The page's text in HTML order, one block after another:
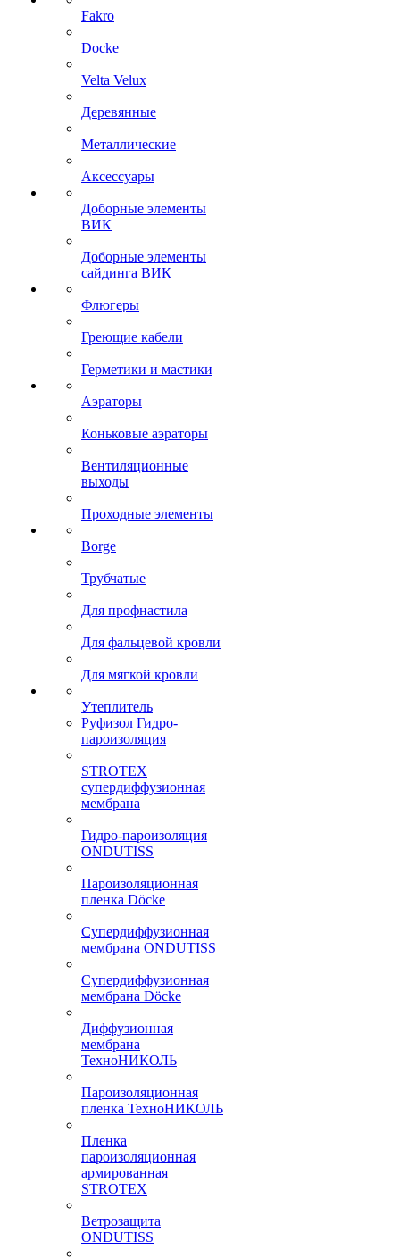
Fakro
Docke
Velta Velux
Деревянные
Металлические
Аксессуары
Доборные элементы
ВИК
Доборные элементы
сайдинга ВИК
Флюгеры
Греющие кабели
Герметики и мастики
Аэраторы
Коньковые аэраторы
Вентиляционные
выходы
Проходные элементы
Borge
Трубчатые
Для профнастила
Для фальцевой кровли
Для мягкой кровли
Утеплитель
Руфизол Гидро-
пароизоляция
STROTEX
супердиффузионная
мембрана
Гидро-пароизоляция
ONDUTISS
Пароизоляционная
пленка Döcke
Супердиффузионная
мембрана ONDUTISS
Супердиффузионная
мембрана Döcke
Диффузионная
мембрана
ТехноНИКОЛЬ
Пароизоляционная
пленка ТехноНИКОЛЬ
Пленка
пароизоляционная
армированная
STROTEX
Ветрозащита
ONDUTISS